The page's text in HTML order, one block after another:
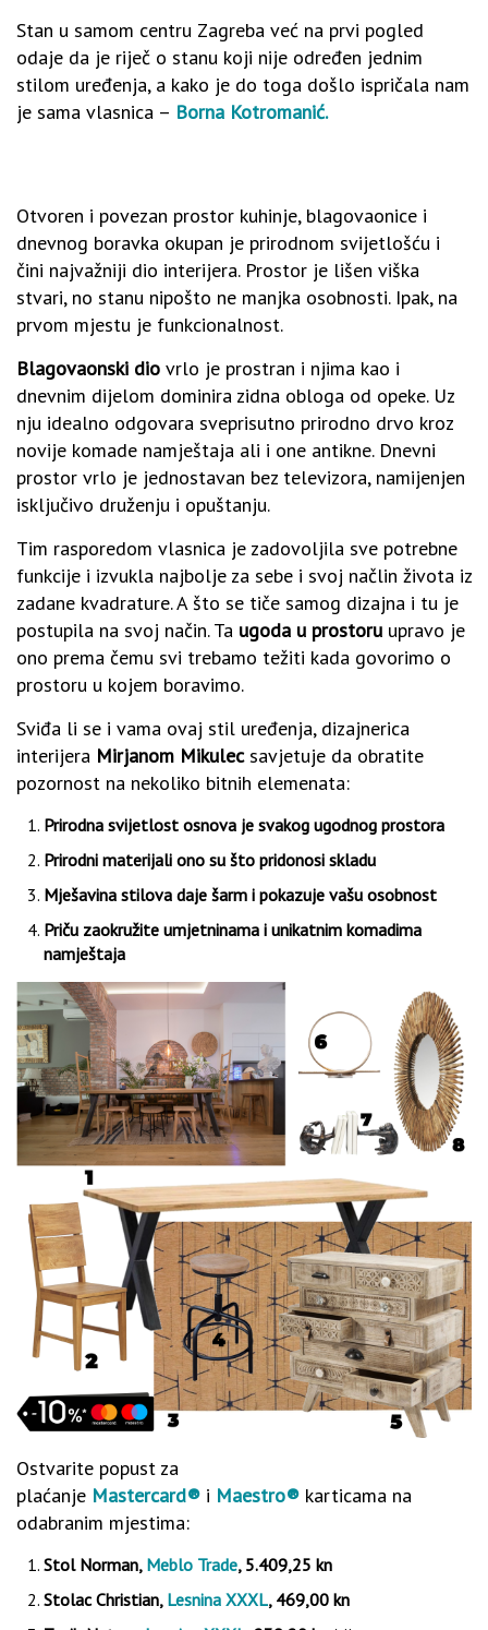
Stan u samom centru Zagreba već na prvi pogled
odaje da je riječ o stanu koji nije određen jednim
stilom uređenja, a kako je do toga došlo ispričala nam
je sama vlasnica – Borna Kotromanić.
Otvoren i povezan prostor kuhinje, blagovaonice i
dnevnog boravka okupan je prirodnom svijetlošću i
čini najvažniji dio interijera. Prostor je lišen viška
stvari, no stanu nipošto ne manjka osobnosti. Ipak, na
prvom mjestu je funkcionalnost.
Blagovaonski dio vrlo je prostran i njima kao i
dnevnim dijelom dominira zidna obloga od opeke. Uz
nju idealno odgovara sveprisutno prirodno drvo kroz
novije komade namještaja ali i one antikne. Dnevni
prostor vrlo je jednostavan bez televizora, namijenjen
isključivo druženju i opuštanju.
Tim rasporedom vlasnica je zadovoljila sve potrebne
funkcije i izvukla najbolje za sebe i svoj načlin života iz
zadane kvadrature. A što se tiče samog dizajna i tu je
postupila na svoj način. Ta ugoda u prostoru upravo je
ono prema čemu svi trebamo težiti kada govorimo o
prostoru u kojem boravimo.
Sviđa li se i vama ovaj stil uređenja, dizajnerica
interijera Mirjanom Mikulecsavjetuje da obratite
pozornost na nekoliko bitnih elemenata:
Prirodna svijetlost osnova je svakog ugodnog prostora
Prirodni materijali ono su što pridonosi skladu
Mješavina stilova daje šarm i pokazuje vašu osobnost
Priču zaokružite umjetninama i unikatnim komadima
namještaja
Ostvarite popust za
plaćanje Mastercard® i Maestro® karticama na
odabranim mjestima:
Stol Norman, Meblo Trade, 5.409,25 kn
Stolac Christian, Lesnina XXXL, 469,00 kn